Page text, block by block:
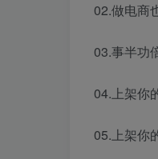
02.做电商
03.事半功
04.上架你
05.上架你